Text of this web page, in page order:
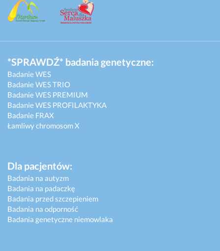
*SPRAWDŹ* badania genetyczne:
Badanie WES
Badanie WES TRIO
Badanie WES PREMIUM
Badanie WES PROFILAKTYKA
Badanie FRAX
Łamliwy chromosom X
Dla pacjentów:
Badania na autyzm
Badania na padaczkę
Badania przed szczepieniem
Badania na odporność
Badania genetyczne niemowlaka